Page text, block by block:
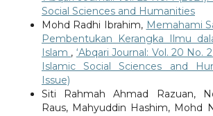
Social Sciences and Humanities
Mohd Radhi Ibrahim, Memahami
Pembentukan Kerangka Ilmu
Islam , ‘Abqari Journal: Vol. 20 No.
Islamic Social Sciences and
Issue)
Siti Rahmah Ahmad Razuan,
Raus, Mahyuddin Hashim, Mohd